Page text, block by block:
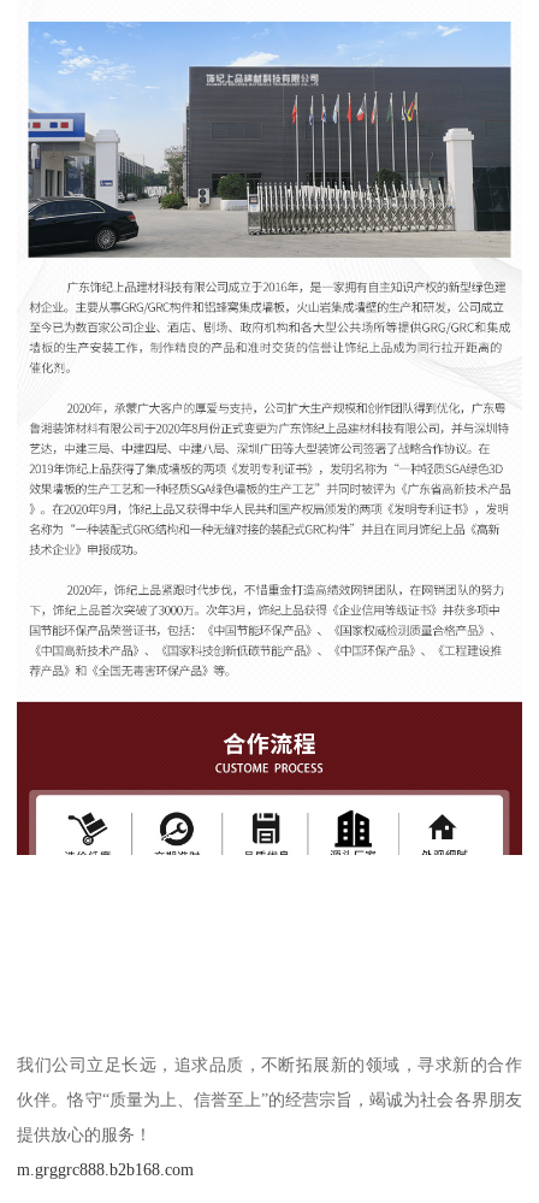
我们公司立足长远，追求品质，不断拓展新的领域，寻求新的合作
伙伴。恪守“质量为上、信誉至上”的经营宗旨，竭诚为社会各界朋友
提供放心的服务！
m.grggrc888.b2b168.com